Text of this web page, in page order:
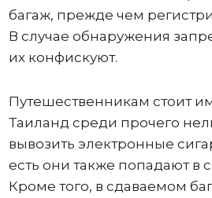
багаж, прежде чем
В случае обнаружения
их конфискуют.
Путешественникам стоит
Таиланд среди прочего
вывозить электронные
есть они также попадают в
Кроме того, в сдаваемом